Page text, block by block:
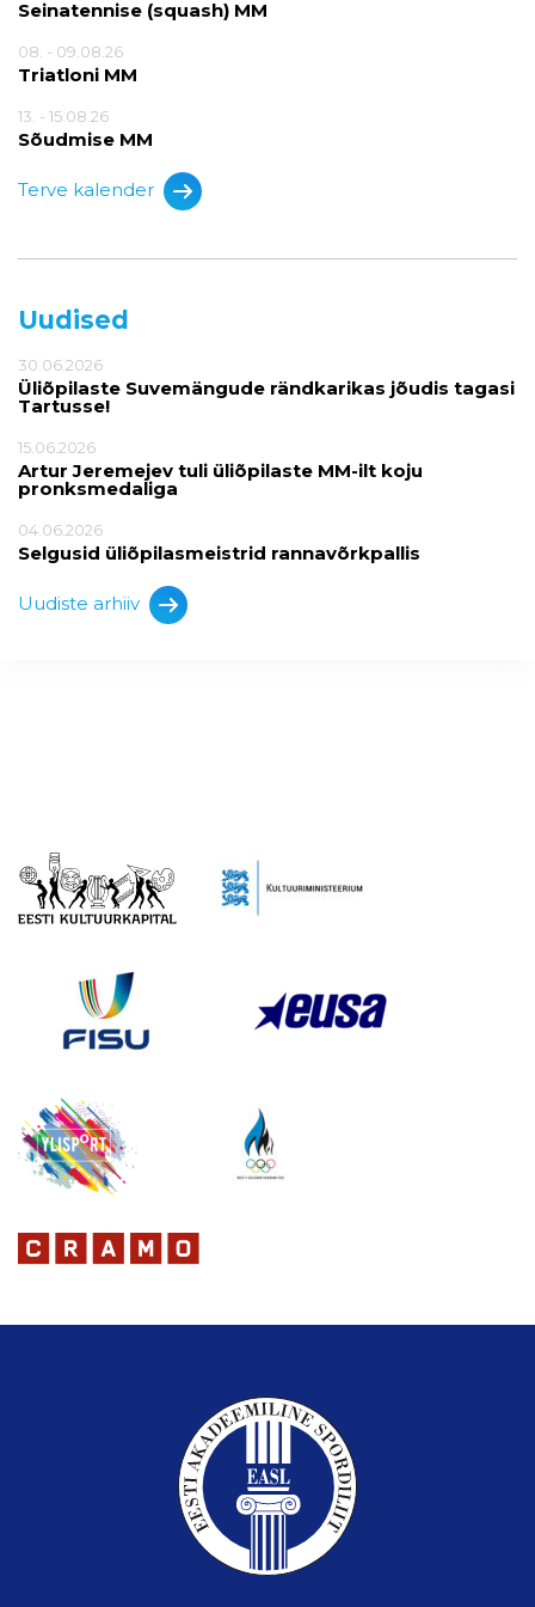
Seinatennise (squash) MM
08. - 09.08.26
Triatloni MM
13. - 15.08.26
Sõudmise MM
Terve kalender
Uudised
30.06.2026
Üliõpilaste Suvemängude rändkarikas jõudis tagasi
Tartusse!
15.06.2026
Artur Jeremejev tuli üliõpilaste MM-ilt koju
pronksmedaliga
04.06.2026
Selgusid üliõpilasmeistrid rannavõrkpallis
Uudiste arhiiv